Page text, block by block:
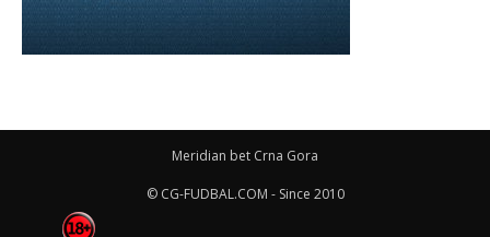
Meridian bet Crna Gora
© CG-FUDBAL.COM - Since 2010